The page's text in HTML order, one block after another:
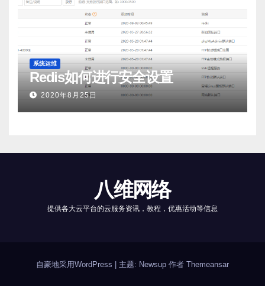
系统运维
Redis如何进行安全设置
2020年8月25日
八维网络
提供各大云平台的云服务资讯，教程，优惠活动等信息
自豪地采用WordPress 主题: Newsup 作者 Themeansar